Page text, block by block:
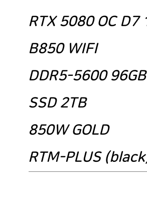
RTX 5080 OC D7
B850 WIFI
DDR5-5600
SSD 2TB
850W GOLD
RTM-PLUS